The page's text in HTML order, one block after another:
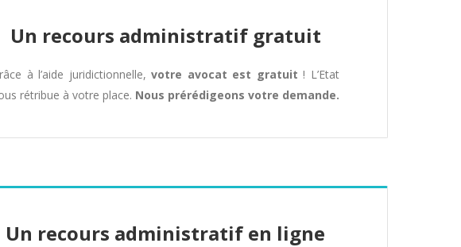
Un recours administratif gratuit
à l’aide juridictionnelle,votre avocat est gratuit ! L’Etat
rétribue à votre place. Nous prérédigeons votre demande.
Un recours administratif en ligne